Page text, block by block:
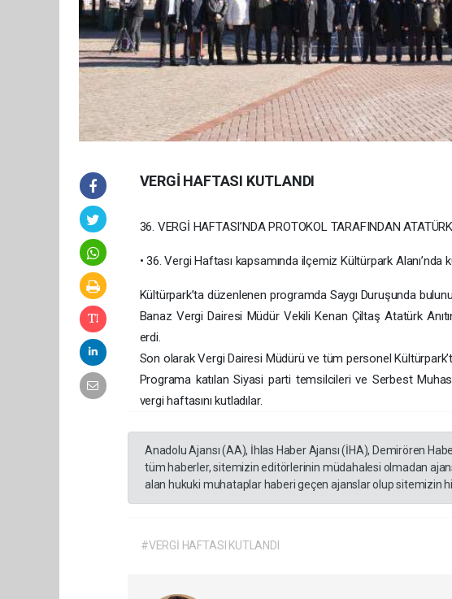
VERGİ HAFTASI KUTLANDI
36. VERGİ HAFTASI’NDA PROTOKOL TARAFINDAN
• 36. Vergi Haftası kapsamında ilçemiz Kültürpark Alanı’nda
Kültürpark’ta düzenlenen programda Saygı Duruşunda
Banaz Vergi Dairesi Müdür Vekili Kenan Çiltaş Atatürk
erdi.
Son olarak Vergi Dairesi Müdürü ve tüm personel
Programa katılan Siyasi parti temsilcileri ve Serbest
vergi haftasını kutladılar.
Anadolu Ajansı (AA), İhlas Haber Ajansı (İHA), Demirören
tüm haberler, sitemizin editörlerinin müdahalesi olmadan
alan hukuki muhataplar haberi geçen ajanslar olup sitemizin
#VERGİ HAFTASI KUTLANDI